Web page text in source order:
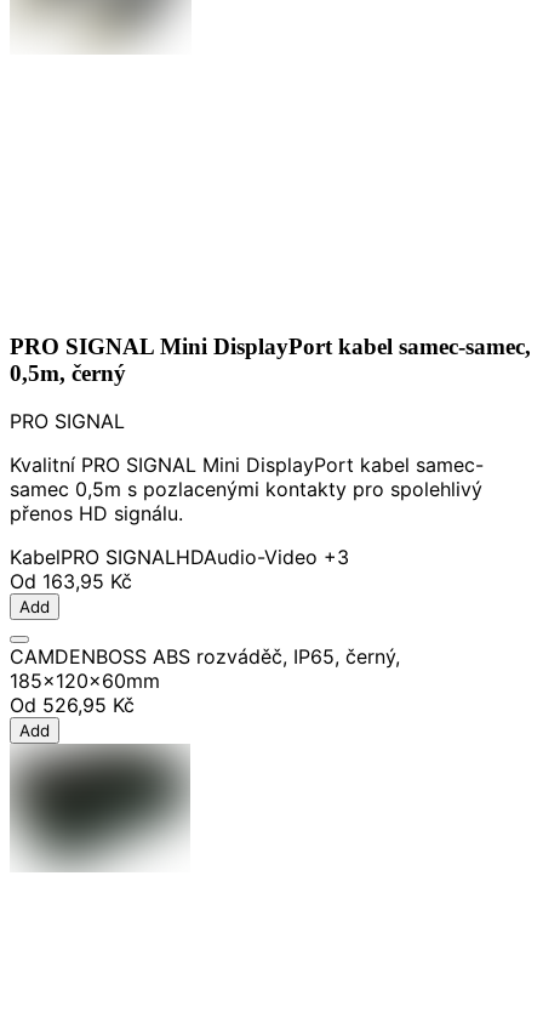
PRO SIGNAL Mini DisplayPort kabel samec-samec,
0,5m, černý
PRO SIGNAL
Kvalitní PRO SIGNAL Mini DisplayPort kabel samec-
samec 0,5m s pozlacenými kontakty pro spolehlivý
přenos HD signálu.
KabelPRO SIGNALHDAudio-Video +3
Od 163,95 Kč
Add
CAMDENBOSS ABS rozváděč, IP65, černý,
185x120x60mm
Od 526,95 Kč
Add